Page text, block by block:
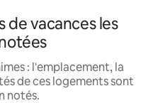
de vacances les
: l'emplacement, la
de ces logements sont
notés.